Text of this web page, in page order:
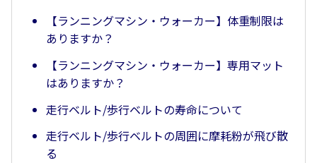
【ランニングマシン・ウォーカー】体重制限は
ありますか？
【ランニングマシン・ウォーカー】専用マット
はありますか？
走行ベルト/歩行ベルトの寿命について
走行ベルト/歩行ベルトの周囲に摩耗粉が飛び散
る